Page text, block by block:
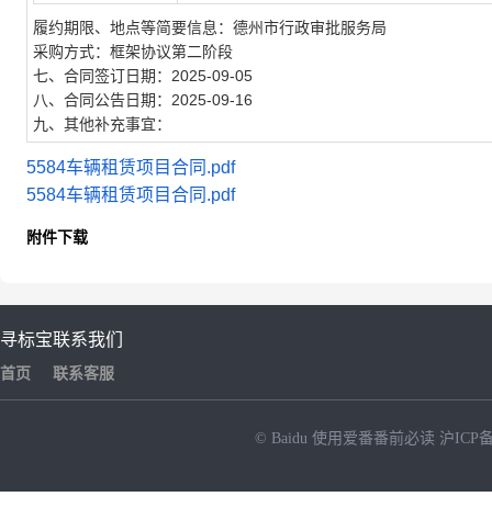
履约期限、地点等简要信息：德州市行政审批服务局
采购方式：框架协议第二阶段
七、合同签订日期：2025-09-05
八、合同公告日期：2025-09-16
九、其他补充事宜：
5584车辆租赁项目合同.pdf
5584车辆租赁项目合同.pdf
附件下载
寻标宝
首页
联系我们
联系客服
© Baidu 使用爱番番前必读 沪ICP